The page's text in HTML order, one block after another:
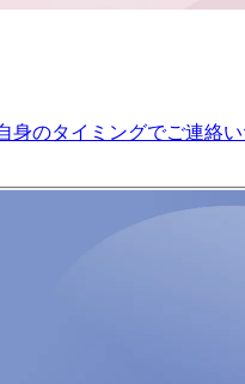
身のタイミングでご連絡い